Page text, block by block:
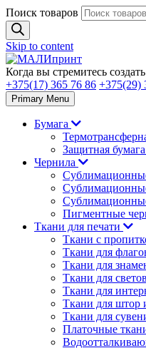
Поиск товаров
Skip to content
Когда вы стремитесь
+375(17) 365 76 86 +375(29)
Primary Menu
Бумага
Защитная
Чернила
Пигментные
Ткани для печати
Ткани с
Ткани для
Ткани для
Ткани для
Ткани для
Ткани для штор
Ткани для
Платочные